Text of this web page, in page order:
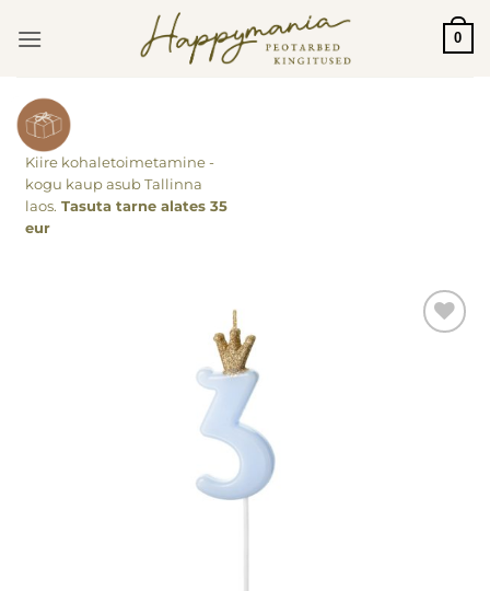
0
Kiire kohaletoimetamine -
kogu kaup asub Tallinna
laos. Tasuta tarne alates 35
eur